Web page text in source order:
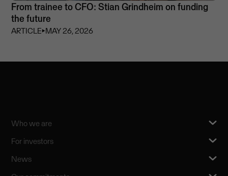
From trainee to CFO: Stian Grindheim on funding
the future
ARTICLE⏵MAY 26, 2026
Who we are
For investors
News